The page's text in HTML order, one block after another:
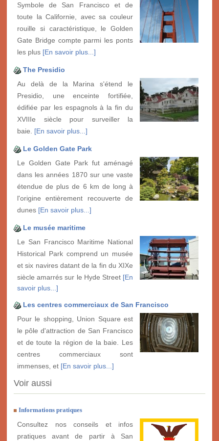
Symbole de San Francisco et de
toute la Californie, avec sa couleur
rouille si caractéristique, le Golden
Gate Bridge compte parmi les ponts
les plus [En savoir plus...]
The Presidio
Au delà de la Marina s'étend le
Presidio, une enceinte fortifiée,
édifiée par les espagnols à la fin du
XVIIIe siècle pour surveiller la
baie. [En savoir plus...]
Le Golden Gate Park
Le Golden Gate Park fut aménagé
dans les années 1870 sur une vaste
étendue de plus de 6 km de long à
l'origine entièrement recouverte de
dunes [En savoir plus...]
Le musée maritime
Le San Francisco Maritime National
Historical Park comprend un musée
et six navires datant de la fin du XIXe
siècle amarrés sur le Hyde Street [En
savoir plus...]
Les centres commerciaux de San Francisco
Pour le shopping, Union Square est
le pôle d'attraction de San Francisco
et de toute la région de la baie. Les
centres commerciaux sont
immenses, et [En savoir plus...]
Voir aussi
Informations pratiques
Consultez nos conseils et infos
pratiques avant de partir à San